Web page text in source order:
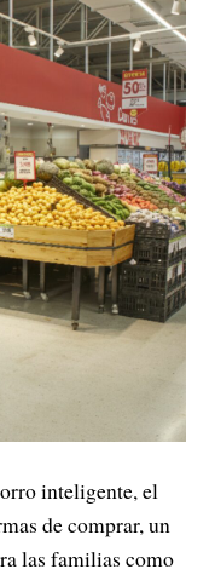
inteligente, el
de comprar, un
las familias como